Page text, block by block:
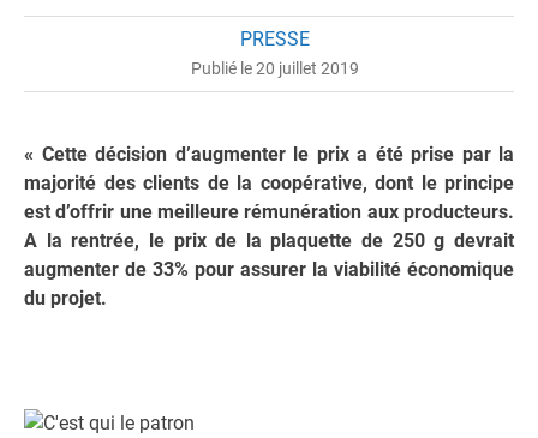
PRESSE
Publié le 20 juillet 2019
« Cette décision d’augmenter le prix a été prise par la
majorité des clients de la coopérative, dont le principe
est d’offrir une meilleure rémunération aux producteurs.
A la rentrée, le prix de la plaquette de 250 g devrait
augmenter de 33% pour assurer la viabilité économique
du projet.